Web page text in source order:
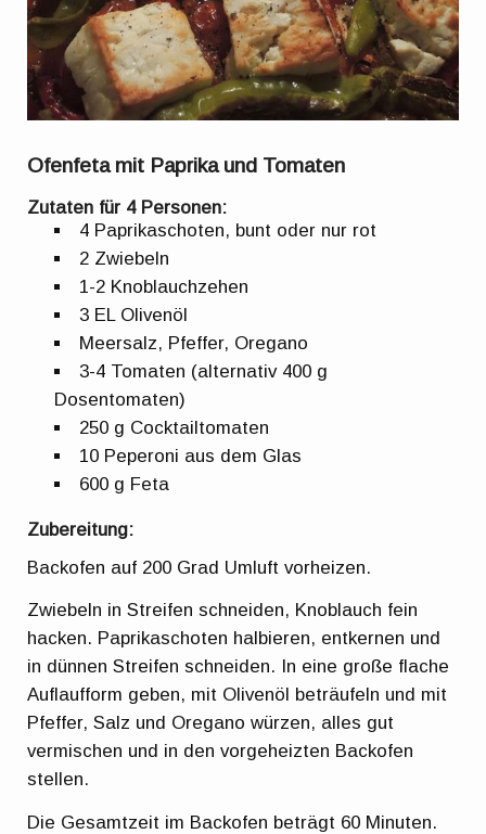
Ofenfeta mit Paprika und Tomaten
Zutaten für 4 Personen:
4 Paprikaschoten, bunt oder nur rot
2 Zwiebeln
1-2 Knoblauchzehen
3 EL Olivenöl
Meersalz, Pfeffer, Oregano
3-4 Tomaten (alternativ 400 g
Dosentomaten)
250 g Cocktailtomaten
10 Peperoni aus dem Glas
600 g Feta
Zubereitung:
Backofen auf 200 Grad Umluft vorheizen.
Zwiebeln in Streifen schneiden, Knoblauch fein
hacken. Paprikaschoten halbieren, entkernen und
in dünnen Streifen schneiden. In eine große flache
Auflaufform geben, mit Olivenöl beträufeln und mit
Pfeffer, Salz und Oregano würzen, alles gut
vermischen und in den vorgeheizten Backofen
stellen.
Die Gesamtzeit im Backofen beträgt 60 Minuten.